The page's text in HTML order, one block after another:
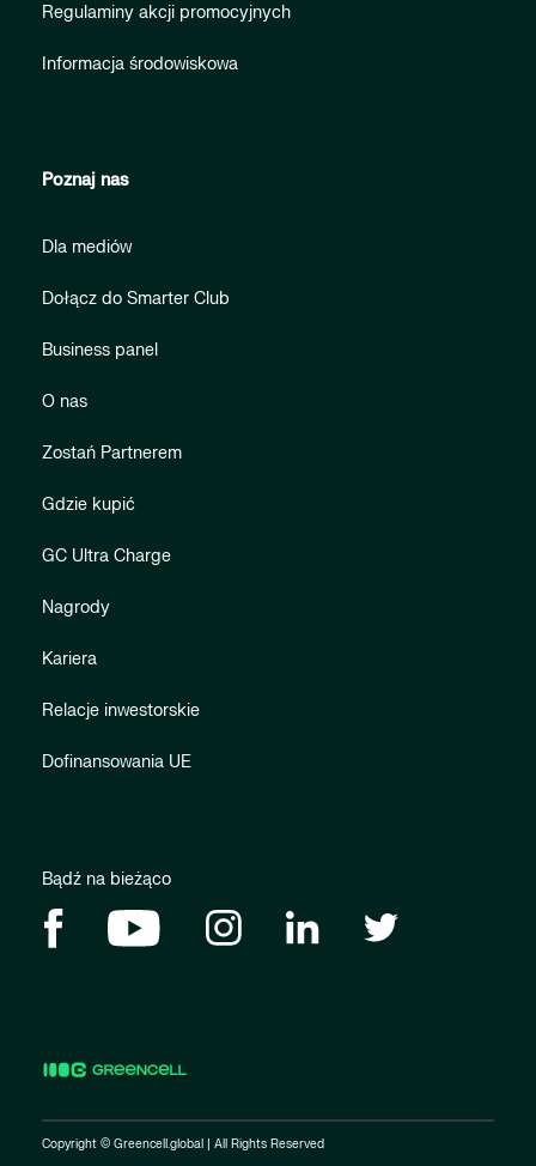
Regulaminy akcji promocyjnych
Informacja środowiskowa
Poznaj nas
Dla mediów
Dołącz do Smarter Club
Business panel
O nas
Zostań Partnerem
Gdzie kupić
GC Ultra Charge
Nagrody
Kariera
Relacje inwestorskie
Dofinansowania UE
Bądź na bieżąco
Copyright © Greencell.global | All Rights Reserved